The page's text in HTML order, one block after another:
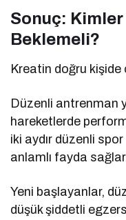
Sonuç:
Beklemeli?
Kreatin doğru
Düzenli antrenman
hareketlerde
iki aydır düzenli
anlamlı fayda
Yeni başlayanlar,
düşük şiddetli